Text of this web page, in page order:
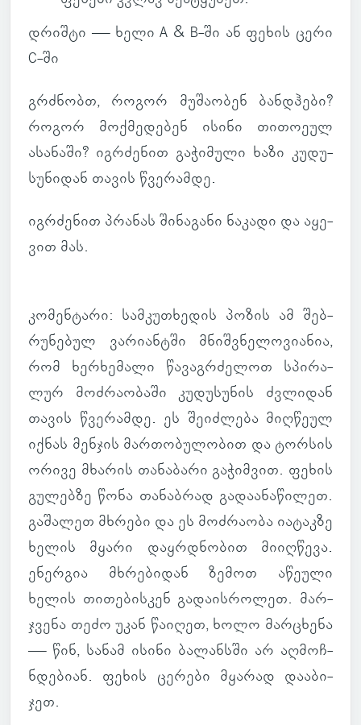
დრიშტი — ხელი A & B-ში ან ფეხის ცერი
C-ში
გრძნობთ, როგორ მუ­შა­ო­ბენ ბანდჰები?
როგორ მოქ­მე­დე­ბენ ისინი თი­თო­ეულ
ასა­ნაში? იგ­რძე­ნით გა­ჭი­მული ხაზი კუ­დუ­
სუ­ნი­დან თავის წვე­რამდე.
იგ­რძე­ნით პრა­ნას ში­ნა­განი ნა­კადი და აყე­
ვით მას.
კო­მენ­ტარი: სამ­კუ­თხე­დის პოზის ამ შებ­
რუ­ნე­ბულ ვა­რი­ან­ტში მნიშ­ვნე­ლო­ვი­ა­ნია,
რომ ხერ­ხე­მალი წა­ვაგ­რძე­ლოთ სპი­რა­
ლურ მოძ­რა­ო­ბაში კუ­დუ­სუ­ნის ძვლი­დან
თავის წვე­რამდე. ეს შე­იძ­ლება მიღ­წეულ
იქნას მენ­ჯის მარ­თო­ბუ­ლო­ბით და ტორ­სის
ორივე მხა­რის თა­ნა­ბარი გა­ჭიმ­ვით. ფეხის
გუ­ლებზე წონა თა­ნაბ­რად გა­და­ა­ნა­წი­ლეთ.
გა­შა­ლეთ მხრები და ეს მოძ­რა­ობა ია­ტაკზე
ხელის მყარი დაყ­რდნო­ბით მი­იღ­წევა.
ენერ­გია მხრე­ბი­დან ზემოთ აწე­ული
ხელის თი­თე­ბის­კენ გა­და­ის­რო­ლეთ. მარ­
ჯვენა თეძო უკან წა­ი­ღეთ, ხოლო მარ­ცხენა
— წინ, სანამ ისინი ბა­ლან­სში არ აღ­მოჩ­
ნდე­ბიან. ფეხის ცე­რები მყა­რად და­ა­ბი­
ჯეთ.